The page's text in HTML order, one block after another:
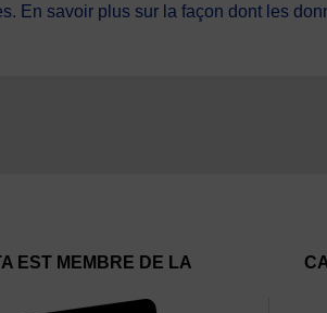
En savoir plus sur la façon dont les
EST MEMBRE DE LA